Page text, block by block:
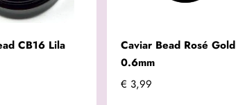
CB16 Lila
Caviar Bead Rosé Gold
0.6mm
€ 3,99